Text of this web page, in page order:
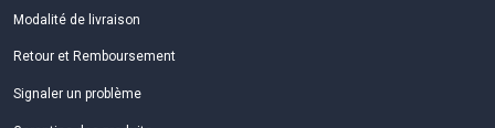
Modalité de livraison
Retour et Remboursement
Signaler un problème